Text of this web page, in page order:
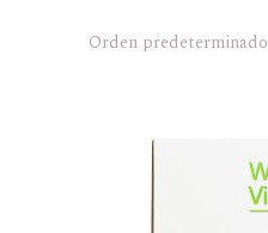
Orden predeterminado